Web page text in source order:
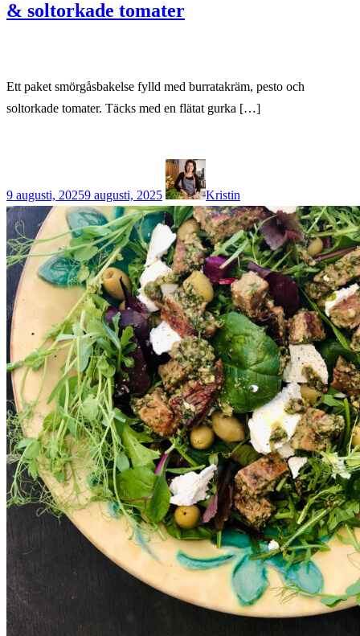
& soltorkade tomater
Ett paket smörgåsbakelse fylld med burratakräm, pesto och
soltorkade tomater. Täcks med en flätat gurka […]
9 augusti, 20259 augusti, 2025 Kristin